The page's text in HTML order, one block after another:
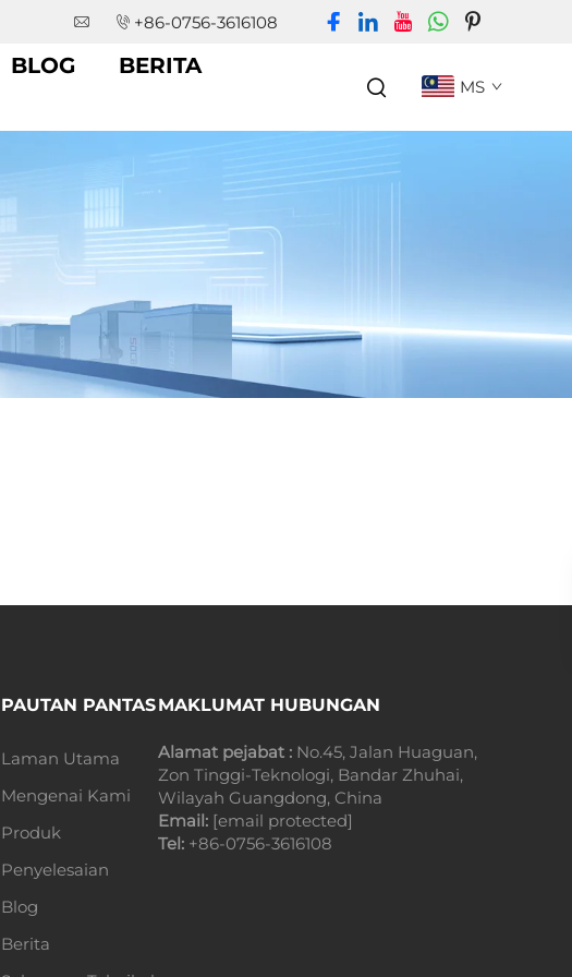
+86-0756-3616108
BLOG
BERITA
MS
PAUTAN PANTAS
Laman Utama
Mengenai Kami
Produk
Penyelesaian
Blog
Berita
MAKLUMAT HUBUNGAN
Alamat pejabat :No.45, Jalan Huaguan,
Zon Tinggi-Teknologi, Bandar Zhuhai,
Wilayah Guangdong, China
Email: [email protected]
Tel: +86-0756-3616108